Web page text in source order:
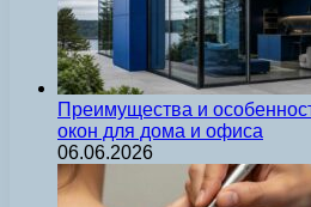
Преимущества и
окон для дома и офиса
06.06.2026